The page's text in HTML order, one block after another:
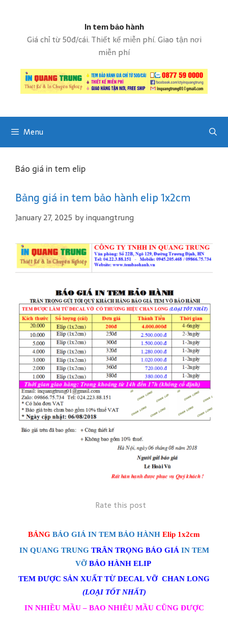
t
In tem bảo hành
Giá chỉ từ 50đ/cái. Thiết kế miễn phí. Giao tận nơi
miễn phí
Menu
Báo giá in tem elip
Bảng giá in tem bảo hành elip 1x2cm
January 27, 2025 by inquangtrung
Rate this post
BẢNG BÁO GIÁ IN TEM BẢO HÀNH Elip 1x2cm
IN QUANG TRUNGTRÂN TRỌNG BÁO GIÁ IN TEM
VỠBẢO HÀNH ELIP
TEM ĐƯỢC SẢN XUẤT TỪ DECAL VỠ CHAN LONG
(LOẠI TỐT NHẤT)
IN NHIỀU MẦU – BAO NHIÊU MẦU CŨNG ĐƯỢC